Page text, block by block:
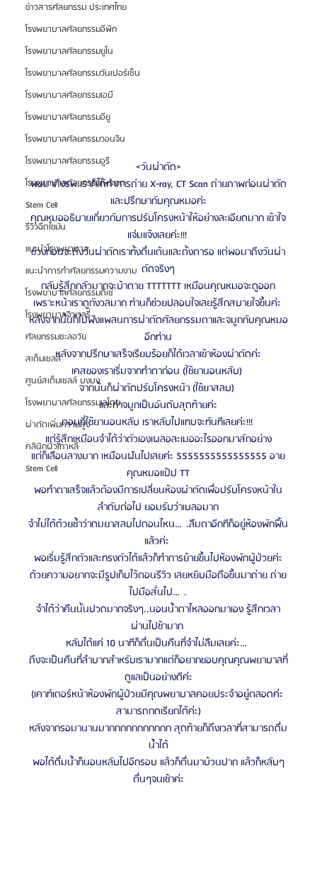
ข่าวสารศัลยกรรม ประเทศไทย
โรงพยาบาลศัลยกรรมอีพิก
โรงพยาบาลศัลยกรรมยูโน
โรงพยาบาลศัลยกรรมวันเปอร์เซ็น
โรงพยาบาลศัลยกรรมเอบี
โรงพยาบาลศัลยกรรมอียู
โรงพยาบาลศัลยกรรมวอนจิน
โรงพยาบาลศัลยกรรมอูรี
โรงพยาบาลศัลยกรรมไพรเวท
Stem Cell
รีวิวฉีดไขมัน
แนะนำโรงพยาบาล
แนะนำการทำศัลยกรรมความงาม
โรงพยาบาลศัลยกรรมดีเซ่
โรงพยาบาลจิวเวลรี่
ศัลยกรรมชะลอวัย
สเต็มเซลล์
ศูนย์สเต็มเซลล์ บงบง
โรงพยาบาลศัลยกรรมเอโตน
ผ่าตัดเพิ่มความสูง
คลินิกผิวเกาหลี
Stem Cell
<วันผ่าตัด>
พอมาถึงรพ.เราก็ได้ทำการถ่าย X-ray, CT Scan ถ่ายภาพก่อนผ่าตัด
และปรึกษากับคุณหมอค่ะ
คุณหมออธิบายเกี่ยวกับการปรับโครงหน้าให้อย่างละเอียดมาก เข้าใจ
แจ่มแจ้งเลยค่ะ!!!
ช่วงก่อนจะถึงวันผ่าตัดเราทั้งตื่นเต้นและตั้งตารอ แต่พอมาถึงวันผ่า
ตัดจริงๆ
กลับรู้สึกกลัวมากจะบ้าตาย TTTTTTT เหมือนคุณหมอจะดูออก
เพราะหน้าเราดูกังวลมาก ท่านก็ช่วยปลอบใจเลยรู้สึกสบายใจขึ้นค่ะ
หลังจากนั้นก็ไปฟังแพลนการผ่าตัดศัลยกรรมตาและจมูกกับคุณหมอ
อีกท่าน
หลังจากปรึกษาเสร็จเรียบร้อยก็ได้เวลาเข้าห้องผ่าตัดค่ะ
เคสของเราเริ่มจากทำตาก่อน (ใช้ยานอนหลับ)
จากนั้นก็ผ่าตัดปรับโครงหน้า (ใช้ยาสลบ)
และทำจมูกเป็นอันดับสุดท้ายค่ะ
ตอนที่ใช้ยานอนหลับ เราหลับไปแทบจะทันทีเลยค่ะ!!!
แต่รู้สึกเหมือนจำได้ว่าตัวเองเผลอละเมออะไรออกมาสักอย่าง
แต่ก็เลือนลางมาก เหมือนฝันไปเลยค่ะ 5555555555555555 อาย
คุณหมอแป้ป TT
พอทำตาเสร็จแล้วต้องมีการเปลี่ยนห้องผ่าตัดเพื่อปรับโครงหน้าใน
ลำดับต่อไป ยอมรับว่าเบลอมาก
จำไม่ได้ด้วยซ้ำว่าดมยาสลบไปตอนไหน….ลืมตาอีกทีก็อยู่ห้องพักฟื้น
แล้วค่ะ
พอเริ่มรู้สึกตัวและทรงตัวได้แล้วก็ทำการย้ายขึ้นไปห้องพักผู้ป่วยค่ะ
ด้วยความอยากจะมีรูปเก็บไว้ตอนรีวิว เลยหยิบมือถือขึ้นมาถ่าย ถ่าย
ไปมือสั่นไป….
จำได้ว่าคืนนั้นปวดมากจริงๆ..นอนน้ำตาไหลออกมาเอง รู้สึกเวลา
ผ่านไปช้ามาก
หลับได้แค่ 10 นาทีก็ตื่นเป็นคืนที่จำไม่ลืมเลยค่ะ…
ถึงจะเป็นคืนที่ลำบากสำหรับเรามากแต่ก็อยากขอบคุณคุณพยาบาลที่
ดูแลเป็นอย่างดีค่ะ
(เคาท์เตอร์หน้าห้องพักผู้ป่วยมีคุณพยาบาลคอยประจำอยู่ตลอดค่ะ
สามารถกดเรียกได้ค่ะ)
หลังจากรอมานานมากกกกกกกกกกก สุดท้ายก็ถึงเวลาที่สามารถดื่ม
น้ำได้
พอได้ดื่มน้ำก็นอนหลับไปอีกรอบ แล้วก็ตื่นมาบ้วนปาก แล้วก็หลับๆ
ตื่นๆจนเช้าค่ะ